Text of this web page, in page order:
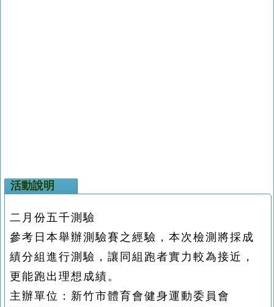
活動說明
二月份五千測驗
參考日本舉辦測驗賽之經驗，本次檢測將採成
績分組進行測驗，讓同組跑者實力較為接近，
更能跑出理想成績。
主辦單位：新竹市體育會健身運動委員會